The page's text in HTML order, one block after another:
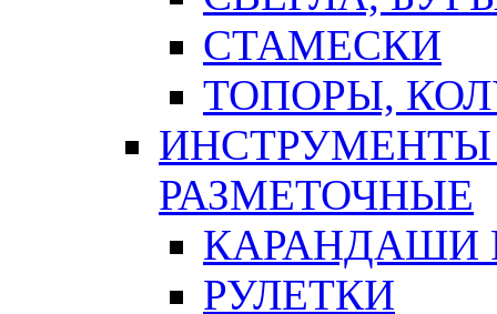
СТАМЕСКИ
ТОПОРЫ,
ИНСТРУМЕНТЫ
РАЗМЕТОЧНЫЕ
КАРАНДАШИ
РУЛЕТКИ